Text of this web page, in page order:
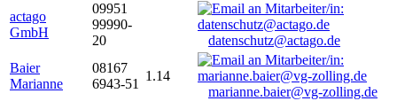
actago
GmbH
09951
99990-
20
datenschutz@actago.de
Baier
Marianne
08167
6943-51
1.14
marianne.baier@vg-zolling.de